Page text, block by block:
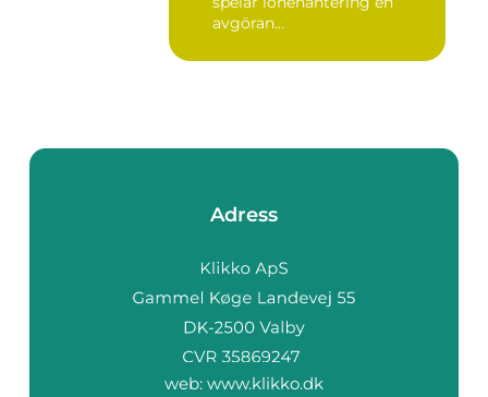
avgöran...
Adress
web: www.klikko.dk